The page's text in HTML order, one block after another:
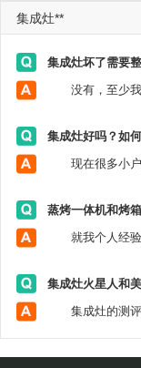
集成灶**
集成灶坏了需要
集成灶好吗？如
蒸烤一体机和烤
集成灶火星人和